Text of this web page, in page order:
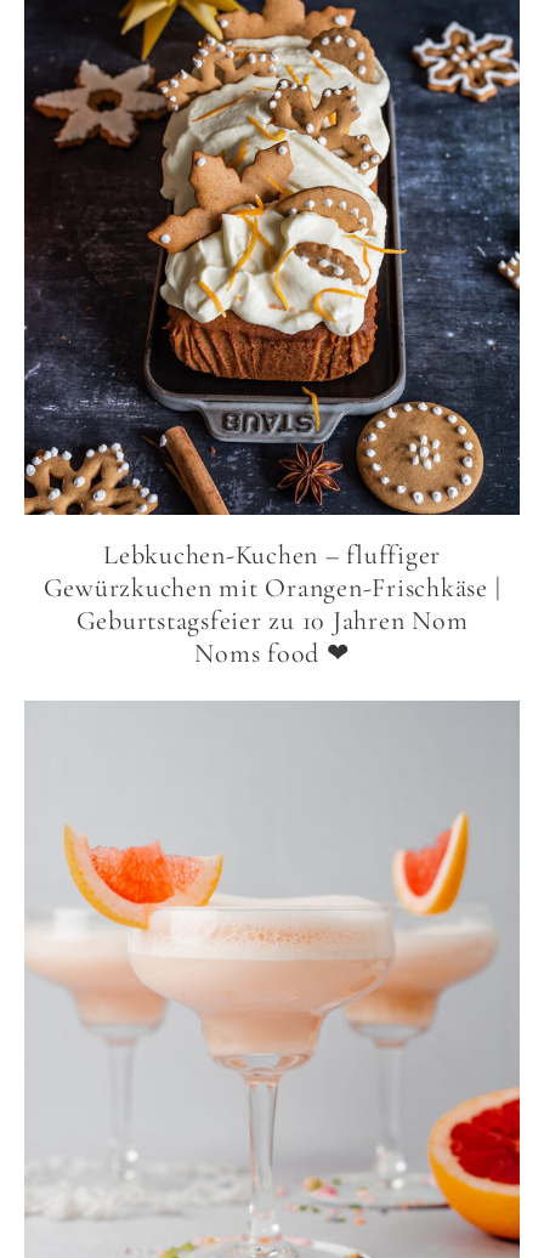
Lebkuchen-Kuchen – fluffiger
Gewürzkuchen mit Orangen-Frischkäse |
Geburtstagsfeier zu 10 Jahren Nom
Noms food ❤